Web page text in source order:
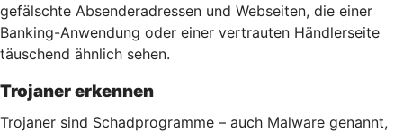
gefälschte Absenderadressen und Webseiten, die einer
Banking-Anwendung oder einer vertrauten Händlerseite
täuschend ähnlich sehen.
Trojaner erkennen
Trojaner sind Schadprogramme – auch Malware genannt,